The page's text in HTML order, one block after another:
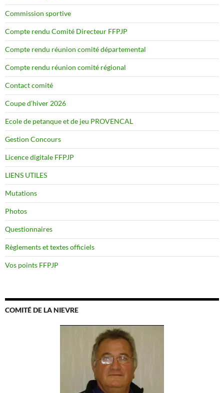
Commission sportive
Compte rendu Comité Directeur FFPJP
Compte rendu réunion comité départemental
Compte rendu réunion comité régional
Contact comité
Coupe d’hiver 2026
Ecole de petanque et de jeu PROVENCAL
Gestion Concours
Licence digitale FFPJP
LIENS UTILES
Mutations
Photos
Questionnaires
Règlements et textes officiels
Vos points FFPJP
COMITÉ DE LA NIEVRE